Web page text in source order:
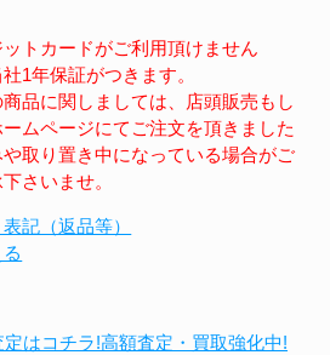
トカードがご利用頂けません
1年保証がつきます。
品に関しましては、店頭販売もし
ムページにてご注文を頂きました
取り置き中になっている場合がご
さいませ。
記（返品等）